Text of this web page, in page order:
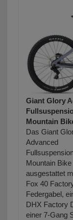
Giant Glory
Mountain
Das Giant
Advanced
Mountain
ausgestattet
Fox 40
Federgabel,
DHX Factory
einer 7-Gang